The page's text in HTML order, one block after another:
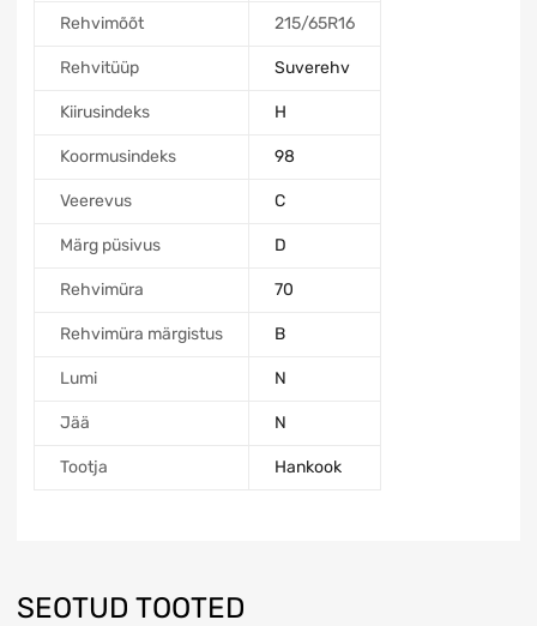
Rehvimõõt 215/65R16
Rehvitüüp Suverehv
Kiirusindeks H
Koormusindeks 98
Veerevus C
Märg püsivus D
Rehvimüra 70
Rehvimüra märgistus B
Lumi N
Jää N
Tootja Hankook
SEOTUD TOOTED